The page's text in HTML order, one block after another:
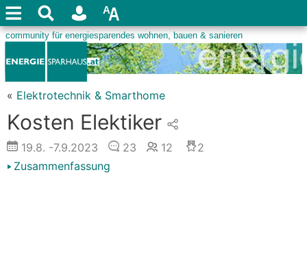
« Elektrotechnik & Smarthome
Kosten Elektiker
19.8. -7.9.2023 23 12
2
Zusammenfassung